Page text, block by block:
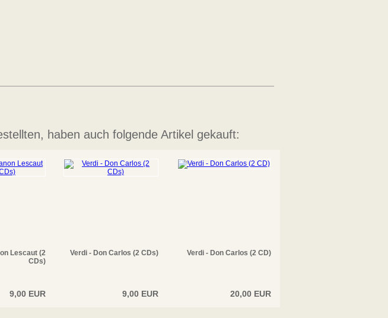
haben auch folgende Artikel gekauft:
Lescaut (2
CDs)
9,00 EUR
Verdi - Don Carlos (2 CDs)
9,00 EUR
Verdi - Don Carlos (2 CD)
20,00 EUR